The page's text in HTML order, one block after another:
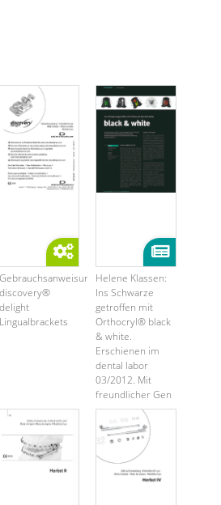
Gebrauchsanweisung
discovery®
delight
Lingualbrackets
Helene Klassen:
Ins Schwarze
getroffen mit
Orthocryl® black
& white.
Erschienen im
dental labor
03/2012. Mit
freundlicher Gen
...